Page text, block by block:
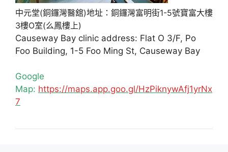
中元堂(銅鑼灣醫舘)地址：銅鑼灣富明街1-5號寶富大樓
3樓O室(么鳳樓上)
Causeway Bay clinic address: Flat O 3/F, Po
Foo Building, 1-5 Foo Ming St, Causeway Bay
Google
Map: https://maps.app.goo.gl/HzPiknywAfj1yrNx
7